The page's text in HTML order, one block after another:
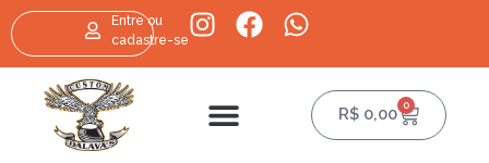
Entre ou
cadastre-se
R$ 0,00 0